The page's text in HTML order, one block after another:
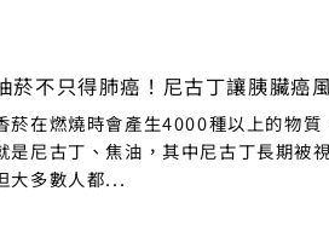
菸不只得肺癌！尼古丁讓胰臟癌
菸在燃燒時會產生4000種以上的物質
是尼古丁、焦油，其中尼古丁長期被
大多數人都...